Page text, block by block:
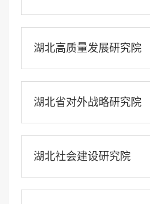
湖北高质量发展研究院
湖北省对外战略研究院
湖北社会建设研究院